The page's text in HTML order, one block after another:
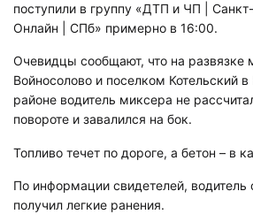
поступили в группу «ДТП и ЧП |
Онлайн | СПб» примерно в 16:00.
Очевидцы сообщают, что на развязке
Войносолово и поселком Котельский
районе водитель миксера не
повороте и завалился на бок.
Топливо течет по дороге, а бетон – в
По информации свидетелей, водитель
получил легкие ранения.